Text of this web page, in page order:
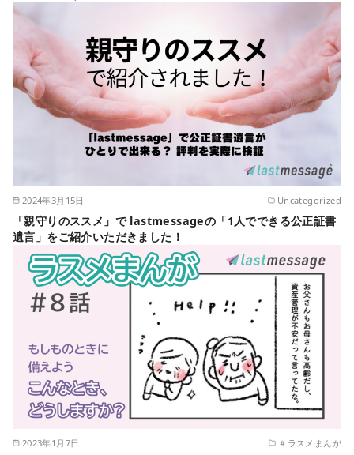
2024年3月15日 Uncategorized
「親守りのススメ」で lastmessageの「1人でできる公正証書
遺言」をご紹介いただきました！
2023年1月7日 ＃ラスメまんが